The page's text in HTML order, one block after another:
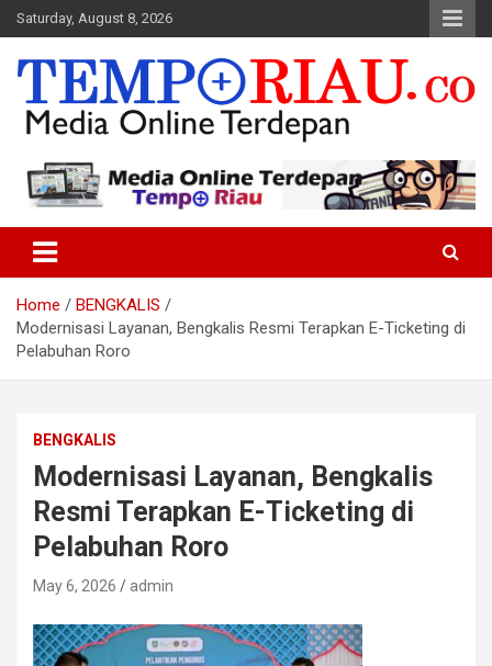
Skip
to
content
Saturday, August 8, 2026
Tempo Riau
Home
BENGKALIS
Modernisasi Layanan, Bengkalis Resmi Terapkan E-Ticketing di
Pelabuhan Roro
BENGKALIS
Modernisasi Layanan, Bengkalis
Resmi Terapkan E-Ticketing di
Pelabuhan Roro
May 6, 2026 admin